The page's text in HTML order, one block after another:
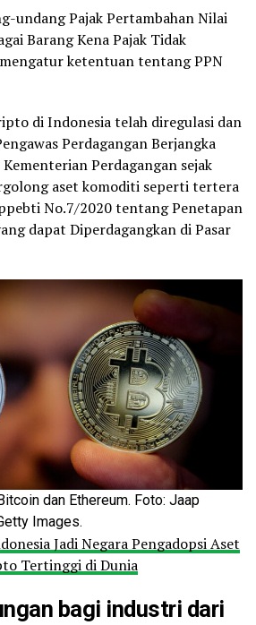
undang Pajak Pertambahan Nilai
Barang Kena Pajak Tidak
ketentuan tentang PPN
di Indonesia telah diregulasi dan
Perdagangan Berjangka
Perdagangan sejak
aset komoditi seperti tertera
No.7/2020 tentang Penetapan
dapat Diperdagangkan di Pasar
dan Ethereum. Foto: Jaap
Images.
Jadi Negara Pengadopsi Aset
Tertinggi di Dunia
bagi industri dari